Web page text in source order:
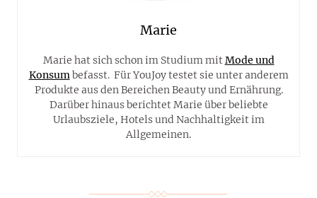
Marie
Marie hat sich schon im Studium mitMode und
Konsumbefasst. Für YouJoy testet sie unter anderem
Produkte aus den Bereichen Beauty und Ernährung.
Darüber hinaus berichtet Marie über beliebte
Urlaubsziele, Hotels und Nachhaltigkeit im
Allgemeinen.